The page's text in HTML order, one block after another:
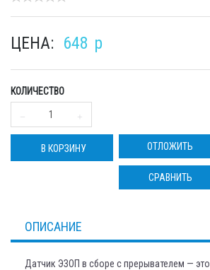
ЦЕНА: 648 p
КОЛИЧЕСТВО
В КОРЗИНУ ОТЛОЖИТЬ
СРАВНИТЬ
ОПИСАНИЕ
Датчик ЭЗОП в сборе с прерывателем — это